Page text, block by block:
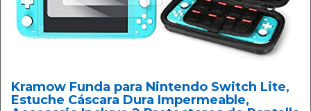
Kramow Funda para Nintendo Switch Lite,
Estuche Cáscara Dura Impermeable,